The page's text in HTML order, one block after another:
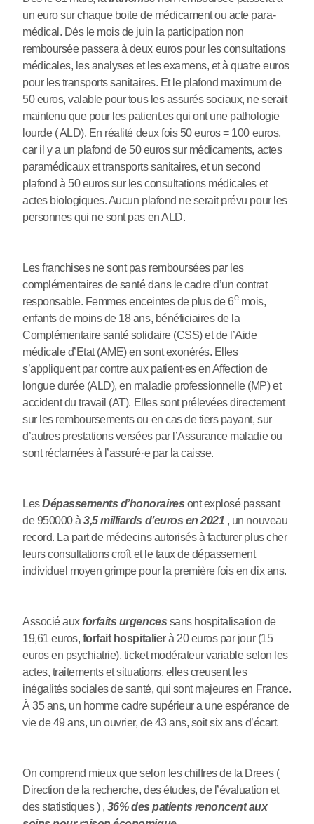
un euro sur chaque boite de médicament ou acte para-
médical. Dés le mois de juin la participation non
remboursée passera à deux euros pour les consultations
médicales, les analyses et les examens, et à quatre euros
pour les transports sanitaires. Et le plafond maximum de
50 euros, valable pour tous les assurés sociaux, ne serait
maintenu que pour les patient.es qui ont une pathologie
lourde ( ALD). En réalité deux fois 50 euros = 100 euros,
car il y a un plafond de 50 euros sur médicaments, actes
paramédicaux et transports sanitaires, et un second
plafond à 50 euros sur les consultations médicales et
actes biologiques. Aucun plafond ne serait prévu pour les
personnes qui ne sont pas en ALD.
Les franchises ne sont pas remboursées par les
complémentaires de santé dans le cadre d’un contrat
responsable. Femmes enceintes de plus de 6emois,
enfants de moins de 18 ans, bénéficiaires de la
Complémentaire santé solidaire (CSS) et de l’Aide
médicale d’Etat (AME) en sont exonérés. Elles
s’appliquent par contre aux patient·es en Affection de
longue durée (ALD), en maladie professionnelle (MP) et
accident du travail (AT). Elles sont prélevées directement
sur les remboursements ou en cas de tiers payant, sur
d’autres prestations versées par l’Assurance maladie ou
sont réclamées à l’assuré·e par la caisse.
LesDépassements d’honoraires ont explosé passant
de 950000 à3,5 milliards d’euros en 2021 , un nouveau
record. La part de médecins autorisés à facturer plus cher
leurs consultations croît et le taux de dépassement
individuel moyen grimpe pour la première fois en dix ans.
Associé auxforfaits urgences sans hospitalisation de
19,61 euros, forfait hospitalierà 20 euros par jour (15
euros en psychiatrie), ticket modérateur variable selon les
actes, traitements et situations, elles creusent les
inégalités sociales de santé, qui sont majeures en France.
À 35 ans, un homme cadre supérieur a une espérance de
vie de 49 ans, un ouvrier, de 43 ans, soit six ans d’écart.
On comprend mieux que selon les chiffres de la Drees (
Direction de la recherche, des études, de l’évaluation et
des statistiques ) , 36% des patients renoncent aux